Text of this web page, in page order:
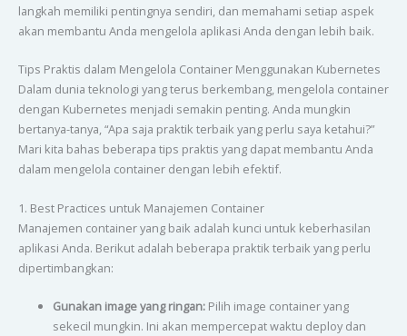
langkah memiliki pentingnya sendiri, dan memahami setiap aspek
akan membantu Anda mengelola aplikasi Anda dengan lebih baik.
Tips Praktis dalam Mengelola Container Menggunakan Kubernetes
Dalam dunia teknologi yang terus berkembang, mengelola container
dengan Kubernetes menjadi semakin penting. Anda mungkin
bertanya-tanya, “Apa saja praktik terbaik yang perlu saya ketahui?”
Mari kita bahas beberapa tips praktis yang dapat membantu Anda
dalam mengelola container dengan lebih efektif.
1. Best Practices untuk Manajemen Container
Manajemen container yang baik adalah kunci untuk keberhasilan
aplikasi Anda. Berikut adalah beberapa praktik terbaik yang perlu
dipertimbangkan:
Gunakan image yang ringan:Pilih image container yang
sekecil mungkin. Ini akan mempercepat waktu deploy dan